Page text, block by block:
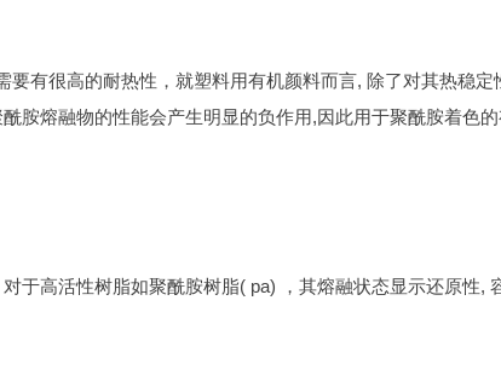
有很高的耐热性，就塑料用有机颜料而言, 除了对其热稳定
胺熔融物的性能会产生明显的负作用,因此用于聚酰胺着色
于高活性树脂如聚酰胺树脂( pa) ，其熔融状态显示还原性,